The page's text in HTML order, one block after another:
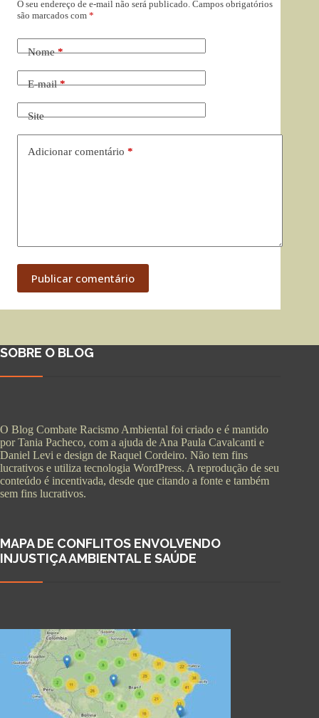
O seu endereço de e-mail não será publicado. Campos obrigatórios
são marcados com *
Nome*
E-mail*
Site
Adicionar comentário *
Publicar comentário
SOBRE O BLOG
O Blog Combate Racismo Ambiental foi criado e é mantido
por Tania Pacheco, com a ajuda de Ana Paula Cavalcanti e
Daniel Levi e design de Raquel Cordeiro. Não tem fins
lucrativos e utiliza tecnologia WordPress. A reprodução de seu
conteúdo é incentivada, desde que citando a fonte e também
sem fins lucrativos.
MAPA DE CONFLITOS ENVOLVENDO
INJUSTIÇA AMBIENTAL E SAÚDE